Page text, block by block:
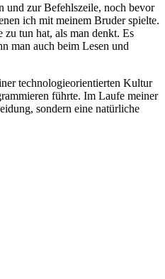
und zur Befehlszeile, noch bevor
ich mit meinem Bruder spielte.
tun hat, als man denkt. Es
man auch beim Lesen und
technologieorientierten Kultur
führte. Im Laufe meiner
sondern eine natürliche